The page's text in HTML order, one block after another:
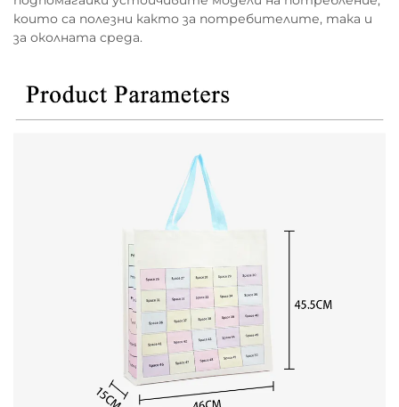
които са полезни както за потребителите, така и
за околната среда.